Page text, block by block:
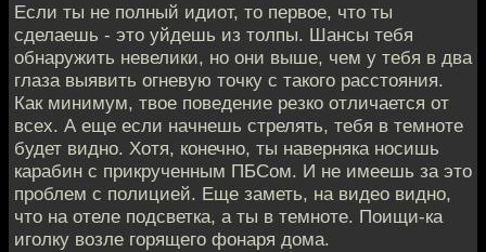
Если ты не полный идиот, то первое, что ты
сделаешь - это уйдешь из толпы. Шансы тебя
обнаружить невелики, но они выше, чем у тебя в два
глаза выявить огневую точку с такого расстояния.
Как минимум, твое поведение резко отличается от
всех. А еще если начнешь стрелять, тебя в темноте
будет видно. Хотя, конечно, ты наверняка носишь
карабин с прикрученным ПБСом. И не имеешь за это
проблем с полицией. Еще заметь, на видео видно,
что на отеле подсветка, а ты в темноте. Поищи-ка
иголку возле горящего фонаря дома.